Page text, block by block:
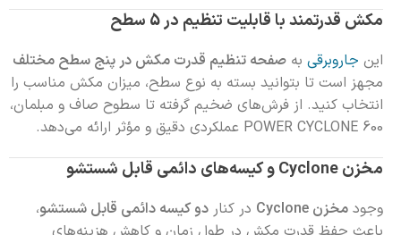
مکش قدرتمند با قابلیت تنظیم در 5 سطح
این جاروبرقی به صفحه تنظیم قدرت مکش در پنج سطح مختلف
مجهز است تا بتوانید بسته به نوع سطح، میزان مکش مناسب را
انتخاب کنید. از فرش‌های ضخیم گرفته تا سطوح صاف و مبلمان،
POWER CYCLONE 600 عملکردی دقیق و مؤثر ارائه می‌دهد.
مخزن Cyclone و کیسه‌های دائمی قابل شستشو
وجود مخزن Cyclone در کنار دو کیسه دائمی قابل شستشو،